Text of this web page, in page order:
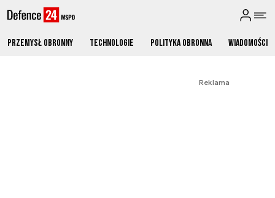
Przemysł obronny Technologie Polityka obronna Wiadomości
Reklama